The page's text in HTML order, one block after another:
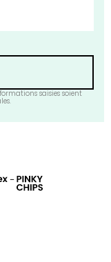
saisies soient